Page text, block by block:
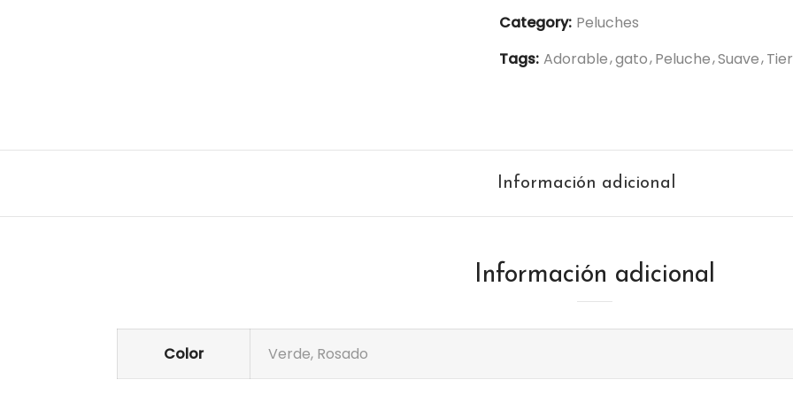
Category: Peluches
Tags: Adorable gato Peluche Suave
Información adicional
Información adicional
Color Verde, Rosado